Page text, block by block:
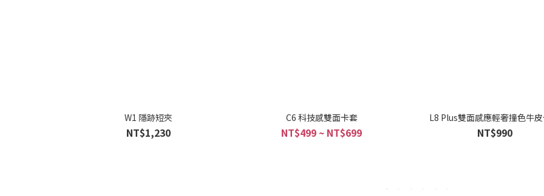
W1 隱跡短夾
NT$1,230
C6 科技感雙面卡套
NT$499 ~ NT$699
L8 Plus雙面感應輕奢撞色牛
NT$990